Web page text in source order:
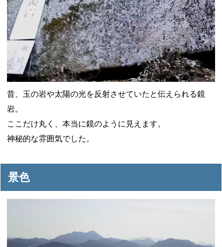
昔、玉の岩や太陽の光を反射させていたと伝えられる鏡
岩。
ここだけ丸く、本当に鏡のように見えます。
神秘的な雰囲気でした。
景色